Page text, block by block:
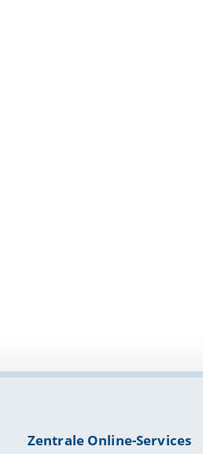
Zentrale Online-Services